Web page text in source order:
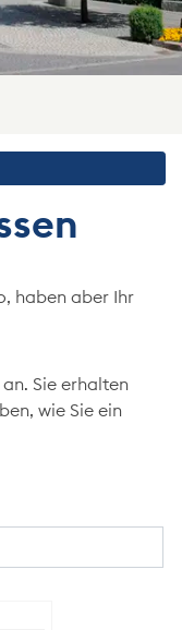
haben aber Ihr
Sie erhalten
wie Sie ein